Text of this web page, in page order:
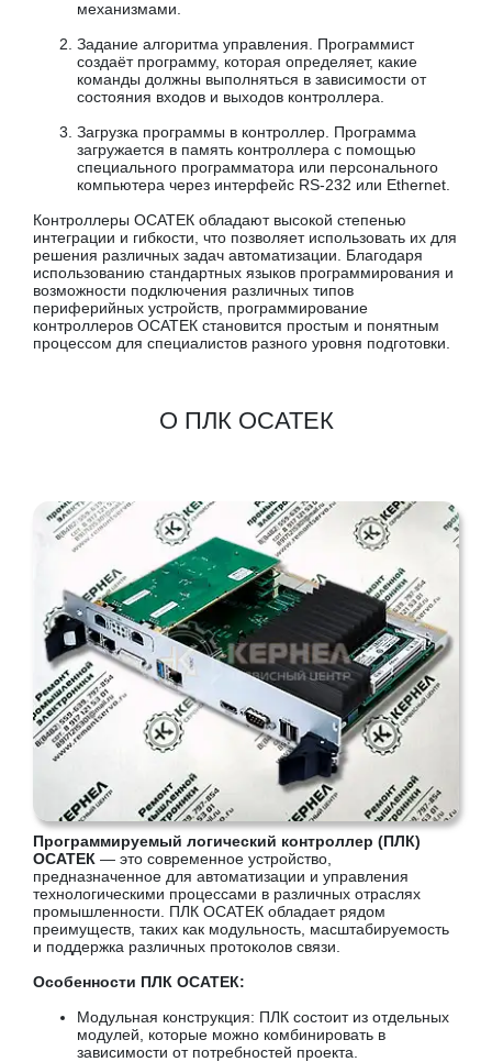
механизмами.
Задание алгоритма управления. Программист
создаёт программу, которая определяет, какие
команды должны выполняться в зависимости от
состояния входов и выходов контроллера.
Загрузка программы в контроллер. Программа
загружается в память контроллера с помощью
специального программатора или персонального
компьютера через интерфейс RS-232 или Ethernet.
Контроллеры ОСАТЕК обладают высокой степенью
интеграции и гибкости, что позволяет использовать их для
решения различных задач автоматизации. Благодаря
использованию стандартных языков программирования и
возможности подключения различных типов
периферийных устройств, программирование
контроллеров ОСАТЕК становится простым и понятным
процессом для специалистов разного уровня подготовки.
О ПЛК ОСАТЕК
Программируемый логический контроллер (ПЛК)
ОСАТЕК — это современное устройство,
предназначенное для автоматизации и управления
технологическими процессами в различных отраслях
промышленности. ПЛК ОСАТЕК обладает рядом
преимуществ, таких как модульность, масштабируемость
и поддержка различных протоколов связи.
Особенности ПЛК ОСАТЕК:
Модульная конструкция: ПЛК состоит из отдельных
модулей, которые можно комбинировать в
зависимости от потребностей проекта.